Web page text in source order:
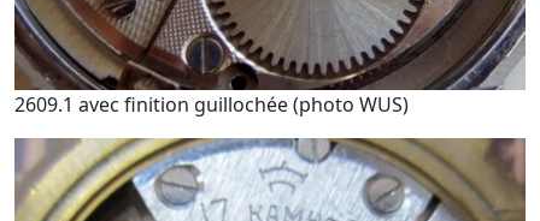
2609.1 avec finition guillochée (photo WUS)